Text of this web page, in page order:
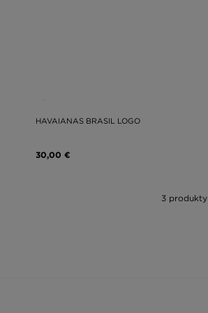
HAVAIANAS BRASIL LOGO
30,00 €
3 produkty